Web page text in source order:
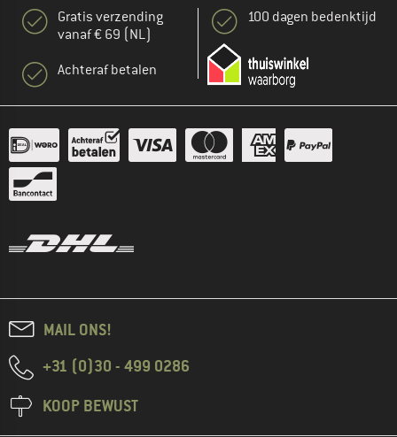
Gratis verzending
vanaf € 69 (NL)
Achteraf betalen
100 dagen bedenktijd
MAIL ONS!
+31 (0)30 - 499 0286
KOOP BEWUST